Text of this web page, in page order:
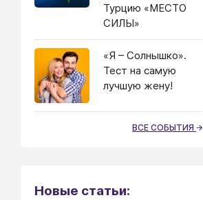
Турцию «МЕСТО
СИЛЫ»
«Я – Солнышко».
Тест на самую
лучшую жену!
ВСЕ СОБЫТИЯ
Новые статьи: